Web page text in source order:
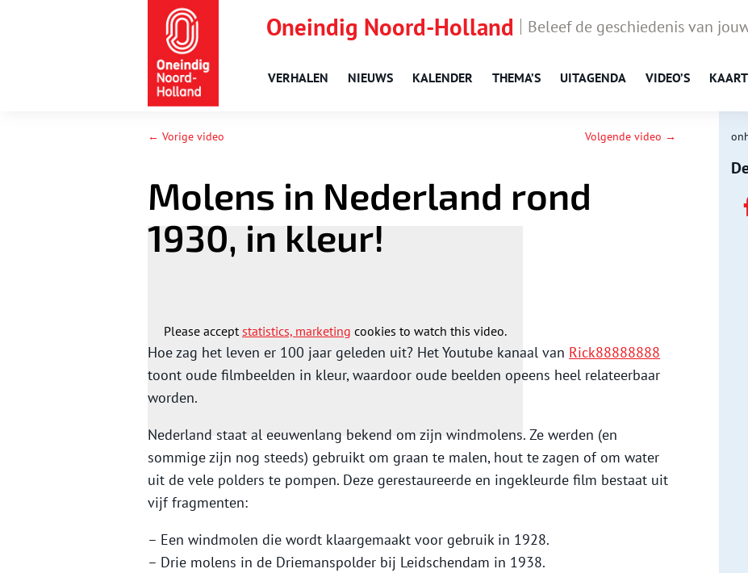
Oneindig Noord-Holland Beleef de geschiedenis van
VERHALEN NIEUWS KALENDER THEMA’S UITAGENDA VIDEO’S KAART
← Vorige video Volgende video →
Molens in Nederland rond
1930, in kleur!
Please acceptstatistics, marketing cookies to watch this video.
Hoe zag het leven er 100 jaar geleden uit? Het Youtube kanaal van Rick88888888
toont oude filmbeelden in kleur, waardoor oude beelden opeens heel relateerbaar
worden.
Nederland staat al eeuwenlang bekend om zijn windmolens. Ze werden (en
sommige zijn nog steeds) gebruikt om graan te malen, hout te zagen of om water
uit de vele polders te pompen. Deze gerestaureerde en ingekleurde film bestaat uit
vijf fragmenten:
– Een windmolen die wordt klaargemaakt voor gebruik in 1928.
– Drie molens in de Driemanspolder bij Leidschendam in 1938.